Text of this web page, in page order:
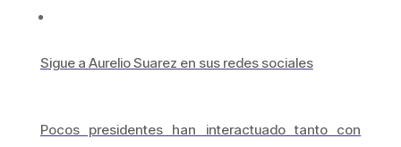
Sigue a Aurelio Suarez en sus redes sociales
Pocos presidentes han interactuado tanto con